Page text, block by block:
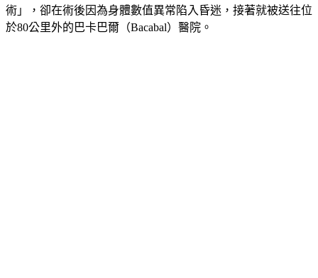
術」，卻在術後因為身體數值異常陷入昏迷，接著就被送往位
於80公里外的巴卡巴爾（Bacabal）醫院。